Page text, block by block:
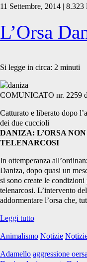
11 Settembre, 2014 | 8.323
L’Orsa
Si legge in circa: 2 minuti
COMUNICATO nr. 2259
Catturato e liberato dopo
dei due cuccioli
DANIZA: L’ORSA
TELENARCOSI
In ottemperanza
Daniza, dopo quasi un
si sono create le
telenarcosi. L’intervento
addormentare l’orsa che,
Leggi tuttoL’Orsa
è
uccisa
Animalismo Notizie
Adamello aggressione oersa